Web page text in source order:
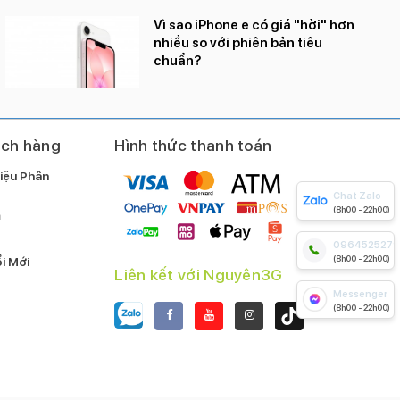
Khung nhôm nguyên khối, mặt kính Ceramic Shield
Ceramic Shield 2 ở cả mặt trước và sau, có khả năng
chống trầy xước tốt.
Vì sao iPhone e có giá "hời" hơn
nhiều so với phiên bản tiêu
chuẩn?
Chat Zalo
(8h00 - 22h00)
0964525279
(8h00 - 22h00)
Messenger
(8h00 - 22h00)
hàng
Phân
Mới
Hình thức thanh toán
Liên kết với Nguyên3G